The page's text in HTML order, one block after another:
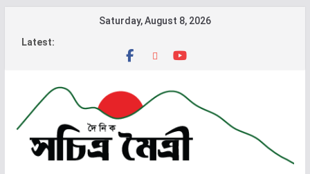
Saturday, August 8, 2026
Latest: